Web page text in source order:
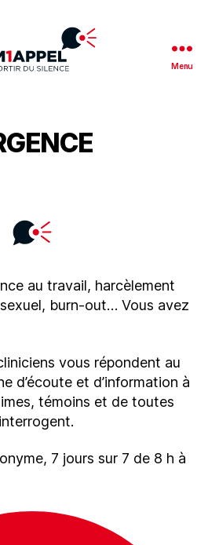
Menu
au travail, harcèlement
burn-out… Vous avez
vous répondent au
d’écoute et d’information à
témoins et de toutes
7 jours sur 7 de 8 h à